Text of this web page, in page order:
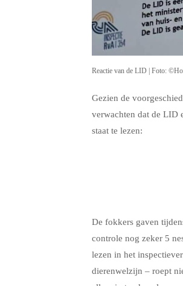
Reactie van de LID | Foto:
Gezien de
verwachten dat de LID
staat te lezen:
De fokkers gaven
controle nog zeker 5
lezen in het
dierenwelzijn – roept